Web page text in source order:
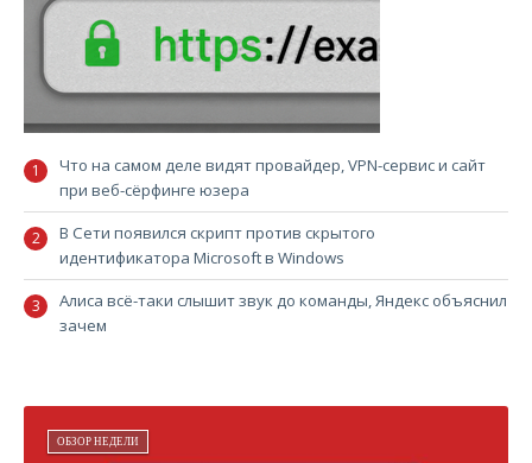
Что на самом деле видят провайдер, VPN-сервис и сайт
при веб-сёрфинге юзера
В Сети появился скрипт против скрытого
идентификатора Microsoft в Windows
Алиса всё-таки слышит звук до команды, Яндекс объяснил
зачем
ОБЗОР НЕДЕЛИ